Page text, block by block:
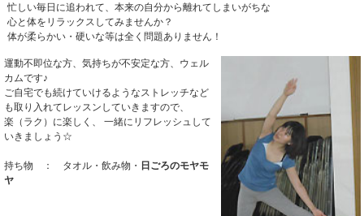
忙しい毎日に追われて、本来の自分から離れてしまいがちな
心と体をリラックスしてみませんか？
体が柔らかい・硬いな等は全く問題ありません！
運動不即位な方、気持ちが不安定な方、ウェル
カムです♪
ご自宅でも続けていけるようなストレッチなど
も取り入れてレッスンしていきますので、
楽（ラク）に楽しく、 一緒にリフレッシュして
いきましょう☆
持ち物 ： タオル・飲み物・ 日ごろのモヤモ
ヤ